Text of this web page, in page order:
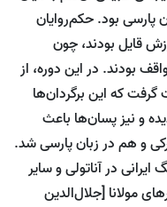
پارسی بود. حکم‌روایان
قایل بودند، چون
بودند. در این دوره، از
که این برگردان‌ها
و نیز پسان‌ها باعث
و هم در زبان پارسی شد.
در آناتولی و سایر
مولانا [جلال‌الدین